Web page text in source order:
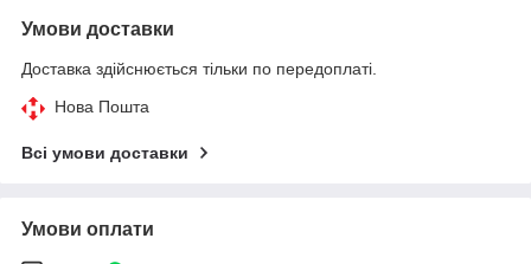
Умови доставки
Доставка здійснюється тільки по передоплаті.
Нова Пошта
Всі умови доставки
Умови оплати